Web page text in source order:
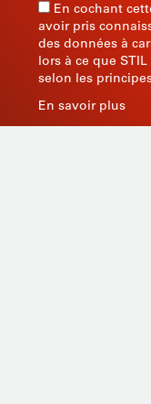
En cochant
avoir pris
des données à
lors à ce que
selon les
En savoir plus